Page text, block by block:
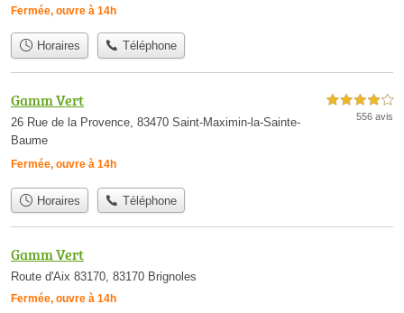
Fermée, ouvre à 14h
Horaires Téléphone
Gamm Vert
26 Rue de la Provence, 83470 Saint-Maximin-la-Sainte-
Baume
Fermée, ouvre à 14h
4,0 étoiles sur 5
556 avis
Horaires Téléphone
Gamm Vert
Route d'Aix 83170, 83170 Brignoles
Fermée, ouvre à 14h